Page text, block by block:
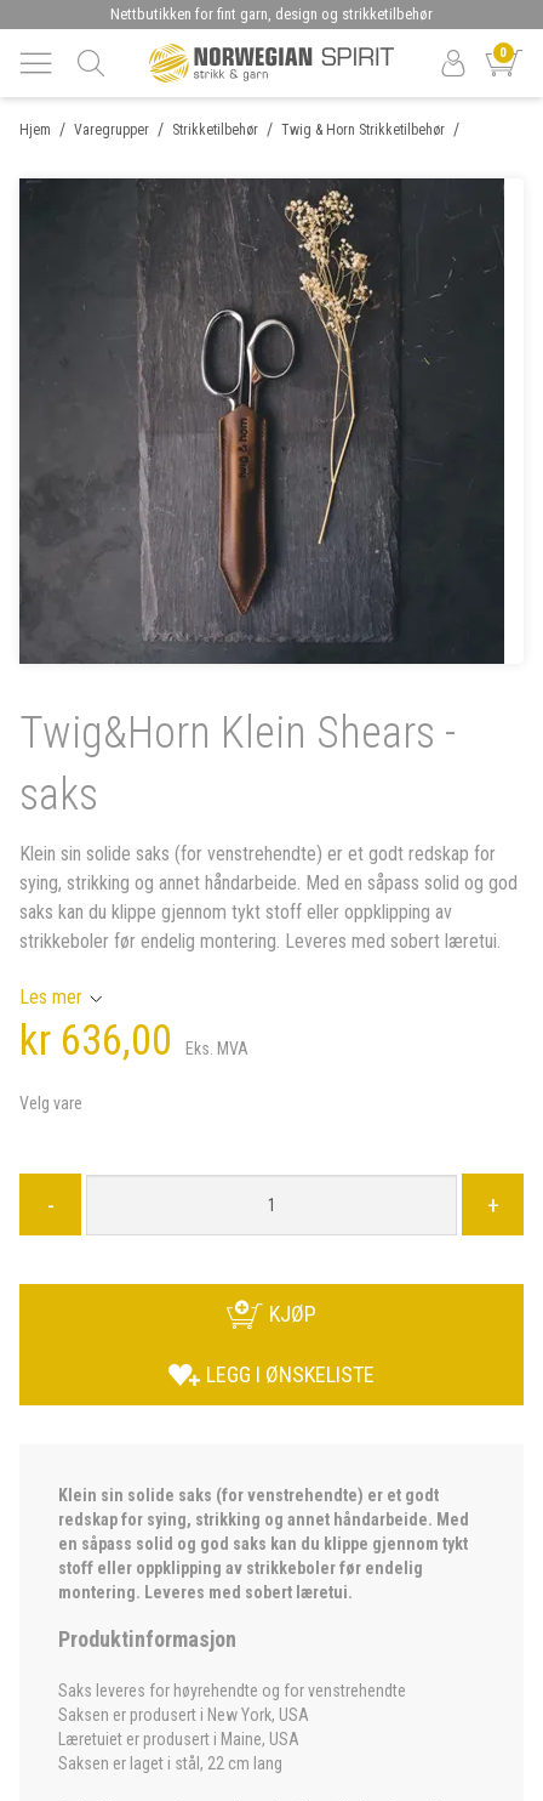
Nettbutikken for fint garn, design og strikketilbehør
0
/
Hjem /
Varegrupper /
Strikketilbehør /
Twig & Horn Strikketilbehør
Twig&Horn Klein Shears -
saks
Klein sin solide saks (for venstrehendte) er et godt redskap for
sying, strikking og annet håndarbeide. Med en såpass solid og god
saks kan du klippe gjennom tykt stoff eller oppklipping av
strikkeboler før endelig montering. Leveres med sobert læretui.
Les mer
kr 636,00 Eks. MVA
Velg vare
- +
KJØP
LEGG I ØNSKELISTE
Klein sin solide saks (for venstrehendte) er et godt
redskap for sying, strikking og annet håndarbeide. Med
en såpass solid og god saks kan du klippe gjennom tykt
stoff eller oppklipping av strikkeboler før endelig
montering. Leveres med sobert læretui.
Produktinformasjon
Saks leveres for høyrehendte og for venstrehendte
Saksen er produsert i New York, USA
Læretuiet er produsert i Maine, USA
Saksen er laget i stål, 22 cm lang